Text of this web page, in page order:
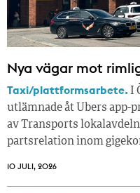
Nya vägar mot
Taxi/plattformsarbete. I
utlämnade åt Ubers app-
av Transports
partsrelation inom
10 JULI, 2026